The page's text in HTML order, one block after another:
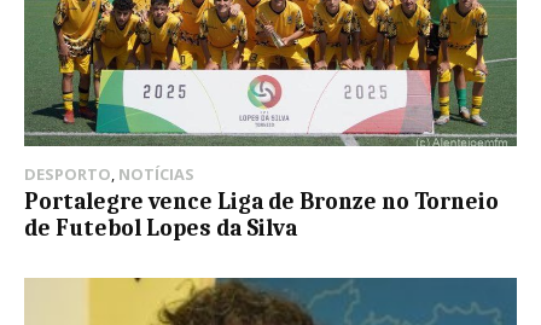
DESPORTO, NOTÍCIAS
Portalegre vence Liga de Bronze no Torneio
de Futebol Lopes da Silva